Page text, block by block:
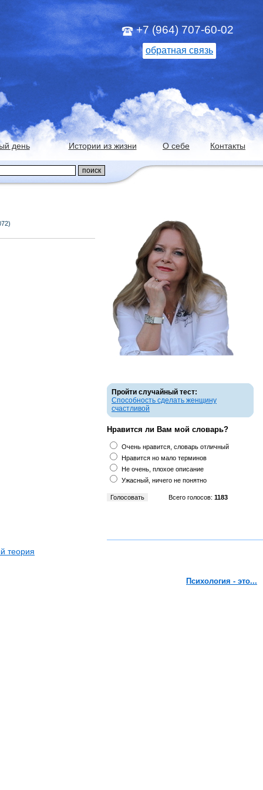
+7 (964) 707-60-02
обратная связь
день Истории из жизни О себе Контакты
теория
Пройти случайный тест:
Способность сделать женщину
счастливой
Нравится ли Вам мой словарь?
Очень нравится, словарь отличный
Нравится но мало терминов
Не очень, плохое описание
Ужасный, ничего не понятно
Всего голосов: 1183
Психология - это...